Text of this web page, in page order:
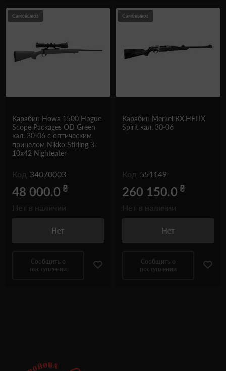
Самовывоз
Карабин Howa 1500 Hogue
Scope Packages OD Green
кал. 30-06 с оптическим
прицелом Nikko Stirling 3-
10x42 Nighteater
Код 34070003
48 000.0 ₴
Нет
Сообщить о
поступлении
Самовывоз
Карабин Merkel RX.HELIX
Spirit кал. 30-06
Код 551149
260 150.0 ₴
Нет
Сообщить о
поступлении